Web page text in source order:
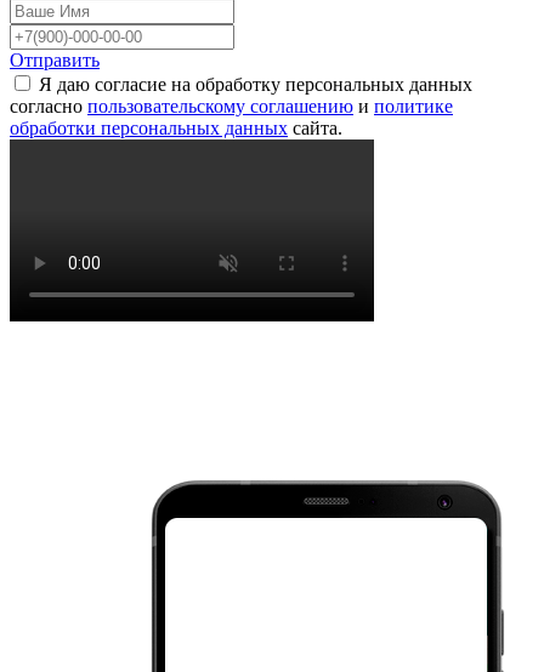
Отправить
Я даю согласие на обработку персональных данных
согласно пользовательскому соглашению и политике
обработки персональных данных сайта.